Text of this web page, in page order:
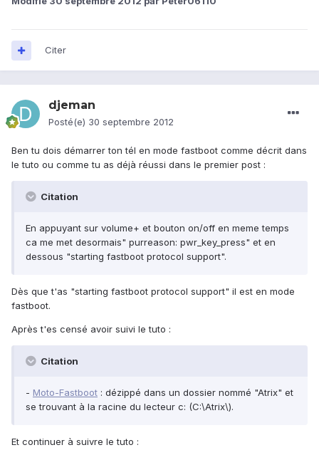
Citer
djeman
Posté(e) 30 septembre 2012
Ben tu dois démarrer ton tél en mode fastboot comme décrit dans
le tuto ou comme tu as déjà réussi dans le premier post :
Citation
En appuyant sur volume+ et bouton on/off en meme temps
ca me met desormais" purreason: pwr_key_press" et en
dessous "starting fastboot protocol support".
Dès que t'as "starting fastboot protocol support" il est en mode
fastboot.
Après t'es censé avoir suivi le tuto :
Citation
- Moto-Fastboot : dézippé dans un dossier nommé "Atrix" et
se trouvant à la racine du lecteur c: (C:\Atrix\).
Et continuer à suivre le tuto :